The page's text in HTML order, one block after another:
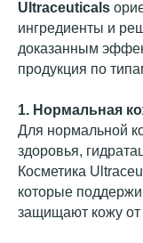
Ultraceuticals
ингредиенты и
доказанным
продукция по
1. Нормальная
Для нормальной
здоровья,
Косметика
которые
защищают кожу от